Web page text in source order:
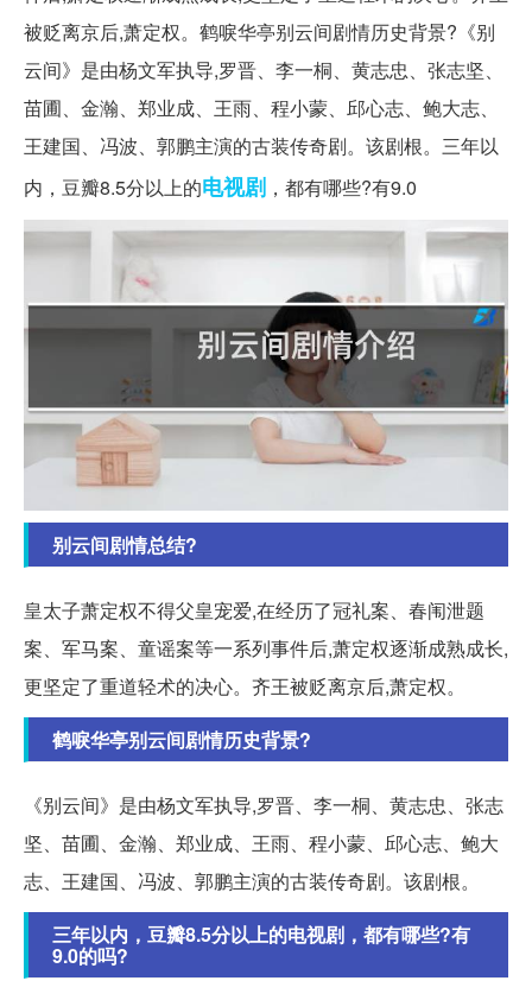
被贬离京后,萧定权。鹤唳华亭别云间剧情历史背景?《别
云间》是由杨文军执导,罗晋、李一桐、黄志忠、张志坚、
苗圃、金瀚、郑业成、王雨、程小蒙、邱心志、鲍大志、
王建国、冯波、郭鹏主演的古装传奇剧。该剧根。三年以
内，豆瓣8.5分以上的电视剧 ，都有哪些?有9.0
别云间剧情总结?
皇太子萧定权不得父皇宠爱,在经历了冠礼案、春闱泄题
案、军马案、童谣案等一系列事件后,萧定权逐渐成熟成长,
更坚定了重道轻术的决心。齐王被贬离京后,萧定权。
鹤唳华亭别云间剧情历史背景?
《别云间》是由杨文军执导,罗晋、李一桐、黄志忠、张志
坚、苗圃、金瀚、郑业成、王雨、程小蒙、邱心志、鲍大
志、王建国、冯波、郭鹏主演的古装传奇剧。该剧根。
三年以内，豆瓣8.5分以上的电视剧，都有哪些?有
9.0的吗?